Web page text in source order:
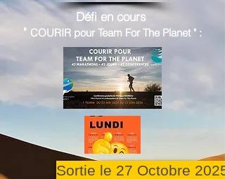
Défi en cours
" COURIR pour Team For The Planet" :
Sortie le 27 Octobre 2025